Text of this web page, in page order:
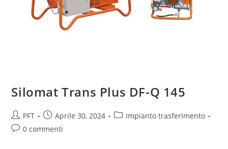
Silomat Trans Plus DF-Q 145
PFT Aprile 30, 2024
Impianto trasferimento
0 commenti